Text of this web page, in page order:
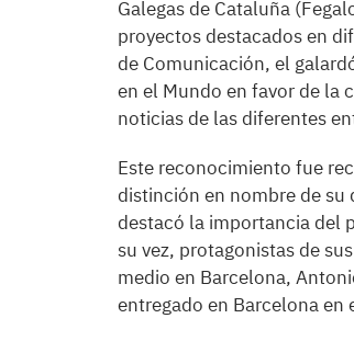
Galegas de Cataluña
proyectos destacados en
de Comunicación, el
en el Mundo en favor de la
noticias de las diferentes
Este reconocimiento fue
distinción en nombre de su
destacó la importancia del
su vez, protagonistas de
medio en Barcelona,
entregado en Barcelona